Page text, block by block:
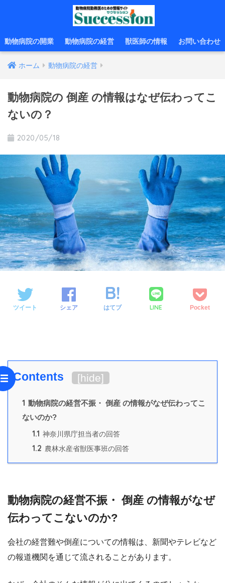
動物病院の開業 動物病院の経営 獣医師の情報 お問い合わせ
ホーム 動物病院の経営
動物病院の 倒産 の情報はなぜ伝わってこ
ないの？
2020/05/18
ツイート シェア はてブ LINE Pocket
Contents [hide]
1 動物病院の経営不振・ 倒産 の情報がなぜ伝わってこ
ないのか?
1.1 神奈川県庁担当者の回答
1.2 農林水産省獣医事班の回答
動物病院の経営不振・ 倒産 の情報がなぜ
伝わってこないのか?
会社の経営難や倒産についての情報は、新聞やテレビなど
の報道機関を通じて流されることがあります。